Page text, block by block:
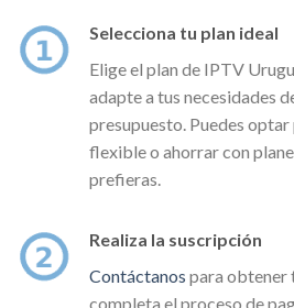
Selecciona tu plan ideal
Elige el plan de IPTV
adapte a tus necesidades
presupuesto. Puedes optar
flexible o ahorrar con
prefieras.
Realiza la suscripción
Contáctanos para obtener
completa el proceso de